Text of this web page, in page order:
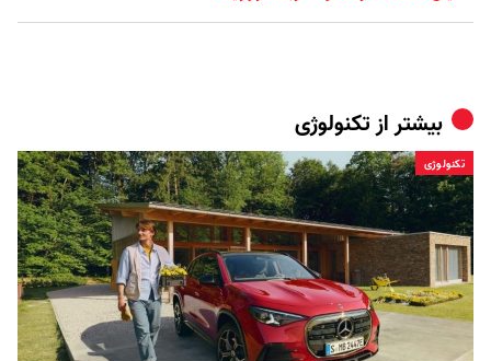
بیشتر ازتکنولوژی
تکنولوژی